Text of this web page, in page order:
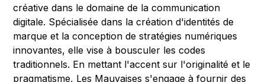
créative dans le domaine de la communication
digitale. Spécialisée dans la création d'identités de
marque et la conception de stratégies numériques
innovantes, elle vise à bousculer les codes
traditionnels. En mettant l'accent sur l'originalité et le
pragmatisme, Les Mauvaises s'engage à fournir des